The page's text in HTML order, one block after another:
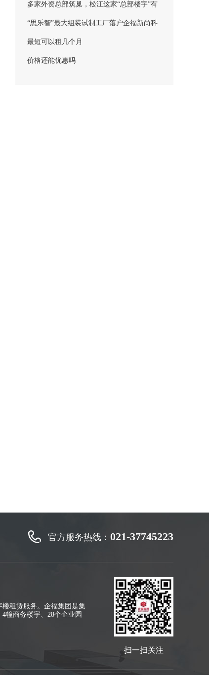
产、汽车销售企业，助力车墩汽车产业发展
多家外资总部筑巢，松江这家“总部楼宇”有
何创新秘诀？
“思乐智”最大组装试制工厂落户企福新尚科
技园二期
最短可以租几个月
价格还能优惠吗
官方服务热线： 021-37745223
楼租赁服务。企福集团是集
幢商务楼宇、28个企业园
扫一扫关注